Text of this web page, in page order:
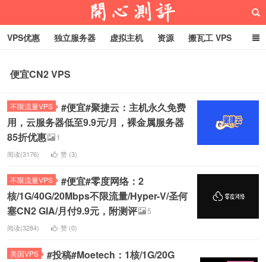
VPS优惠 独立服务器 虚拟主机 资源 搬瓦工 VPS
便宜CN2 VPS
不限流量VPS
#便宜#聚捷云：主机永久免费
用，云服务器低至9.9元/月，裸金属服务器
85折优惠
1
阅读(3176) 赞 (3)
不限流量VPS
#便宜#零度网络：2
核/1G/40G/20Mbps不限流量/Hyper-V/圣何
塞CN2 GIA/月付9.9元，附测评
5
阅读(3284) 赞 (0)
美国VPS
#投稿#Moetech：1核/1G/20G